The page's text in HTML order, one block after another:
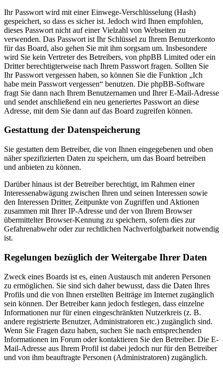
Ihr Passwort wird mit einer Einwege-Verschlüsselung (Hash)
gespeichert, so dass es sicher ist. Jedoch wird Ihnen empfohlen,
dieses Passwort nicht auf einer Vielzahl von Webseiten zu
verwenden. Das Passwort ist Ihr Schlüssel zu Ihrem Benutzerkonto
für das Board, also gehen Sie mit ihm sorgsam um. Insbesondere
wird Sie kein Vertreter des Betreibers, von phpBB Limited oder ein
Dritter berechtigterweise nach Ihrem Passwort fragen. Sollten Sie
Ihr Passwort vergessen haben, so können Sie die Funktion „Ich
habe mein Passwort vergessen“ benutzen. Die phpBB-Software
fragt Sie dann nach Ihrem Benutzernamen und Ihrer E-Mail-Adresse
und sendet anschließend ein neu generiertes Passwort an diese
Adresse, mit dem Sie dann auf das Board zugreifen können.
Gestattung der Datenspeicherung
Sie gestatten dem Betreiber, die von Ihnen eingegebenen und oben
näher spezifizierten Daten zu speichern, um das Board betreiben
und anbieten zu können.
Darüber hinaus ist der Betreiber berechtigt, im Rahmen einer
Interessenabwägung zwischen Ihren und seinen Interessen sowie
den Interessen Dritter, Zeitpunkte von Zugriffen und Aktionen
zusammen mit Ihrer IP-Adresse und der von Ihrem Browser
übermittelter Browser-Kennung zu speichern, sofern dies zur
Gefahrenabwehr oder zur rechtlichen Nachverfolgbarkeit notwendig
ist.
Regelungen bezüglich der Weitergabe Ihrer Daten
Zweck eines Boards ist es, einen Austausch mit anderen Personen
zu ermöglichen. Sie sind sich daher bewusst, dass die Daten Ihres
Profils und die von Ihnen erstellten Beiträge im Internet zugänglich
sein können. Der Betreiber kann jedoch festlegen, dass einzelne
Informationen nur für einen eingeschränkten Nutzerkreis (z. B.
andere registrierte Benutzer, Administratoren etc.) zugänglich sind.
Wenn Sie Fragen dazu haben, suchen Sie nach entsprechenden
Informationen im Forum oder kontaktieren Sie den Betreiber. Die E-
Mail-Adresse aus Ihrem Profil ist dabei jedoch nur für den Betreiber
und von ihm beauftragte Personen (Administratoren) zugänglich.